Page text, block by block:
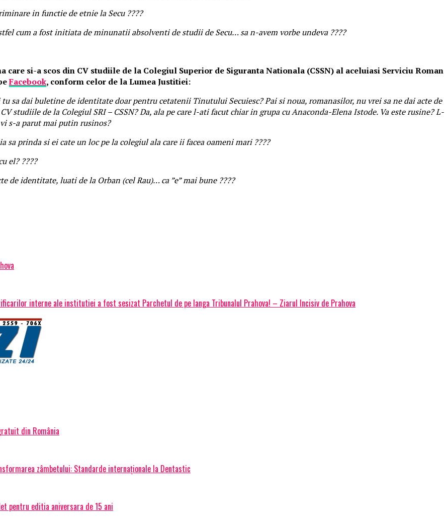
in functie de etnie la Secu ????
cum a fost initiata de minunatii absolventi de studii de Secu… sa n-avem vorbe undeva ????
si-a scos din CV studiile de la Colegiul Superior de Siguranta Nationala (CSSN) al aceluiasi Serviciu Roman
Facebook, conform celor de la Lumea Justitiei:
sa dai buletine de identitate doar pentru cetatenii Tinutului Secuiesc? Pai si noua, romanasilor, nu vrei sa ne dai acte de
studiile de la Colegiul SRI – CSSN? Da, ala pe care l-ati facut chiar in grupa cu Anaconda-Elena Istode. Va este rusine? L-
s-a parut mai putin rusinos?
sa prinda si ei cate un loc pe la colegiul ala care ii facea oameni mari ????
el? ????
de identitate, luati de la Orban (cel Rau)… ca ”e” mai bune ????
interne ale institutiei a fost sesizat Parchetul de pe langa Tribunalul Prahova! – Ziarul Incisiv de Prahova
din România
zâmbetului: Standarde internaționale la Dentastic
pentru editia aniversara de 15 ani